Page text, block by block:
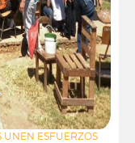
UNEN ESFUERZOS